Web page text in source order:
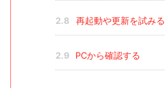
2.8 再起動や更新を試みる
2.9 PCから確認する